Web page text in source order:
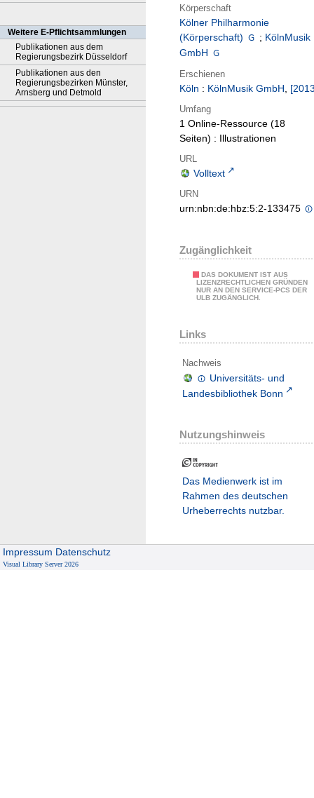
Weitere E-Pflichtsammlungen
Publikationen aus dem
Regierungsbezirk Düsseldorf
Publikationen aus den
Regierungsbezirken Münster,
Arnsberg und Detmold
Körperschaft
Kölner Philharmonie
(Körperschaft)
; KölnMusik
GmbH
Erschienen
Köln : KölnMusik GmbH,
Umfang
1 Online-Ressource (18
Seiten) : Illustrationen
URL
Volltext
URN
urn:nbn:de:hbz:5:2-133475
Zugänglichkeit
DAS DOKUMENT IST AUS
LIZENZRECHTLICHEN GRÜNDEN
NUR AN DEN SERVICE-PCS DER
ULB ZUGÄNGLICH.
Links
Nachweis
Universitäts- und
Landesbibliothek Bonn
Nutzungshinweis
Das Medienwerk ist im
Rahmen des deutschen
Urheberrechts nutzbar.
Impressum Datenschutz
Visual Library Server 2026